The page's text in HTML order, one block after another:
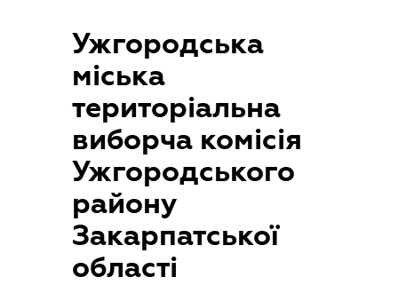
Ужгородська
міська
територіальна
виборча комісія
Ужгородського
району
Закарпатської
області